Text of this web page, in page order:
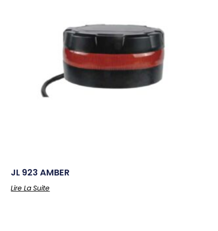
JL 923 AMBER
Lire La Suite